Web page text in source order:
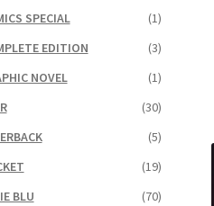
SPECIAL
(1)
EDITION
(3)
NOVEL
(1)
(30)
(5)
(19)
BLU
(70)